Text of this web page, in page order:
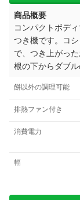
商品概要
コンパクトボデ
つき機です。コ
で、つき上がっ
根の下からダブ
餅以外の調理可能
排熱ファン付き
消費電力
幅